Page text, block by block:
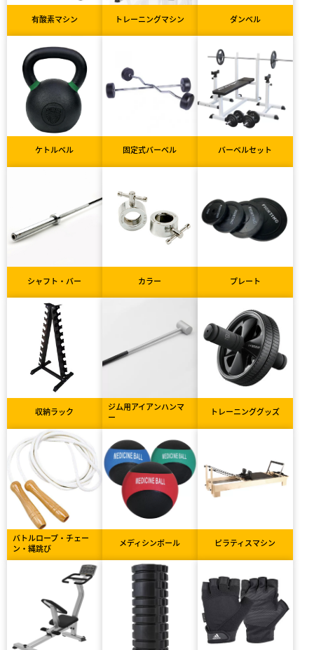
有酸素マシン トレーニングマシン ダンベル
ケトルベル 固定式バーベル バーベルセット
シャフト・バー カラー プレート
収納ラック
ジム用アイアンハンマ
ー
トレーニンググッズ
バトルロープ・チェー
ン・縄跳び
メディシンボール ピラティスマシン